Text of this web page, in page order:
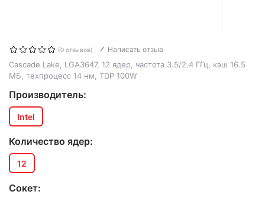
(0 отзывов) Написать отзыв
Cascade Lake, LGA3647, 12 ядер, частота 3.5/2.4 ГГц, кэш 16.5
МБ, техпроцесс 14 нм, TDP 100W
Производитель:
Intel
Количество ядер:
12
Сокет: